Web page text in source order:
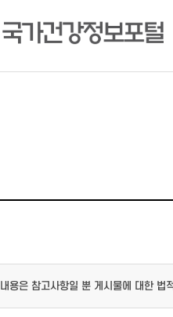
용은 참고사항일 뿐 게시물에 대한